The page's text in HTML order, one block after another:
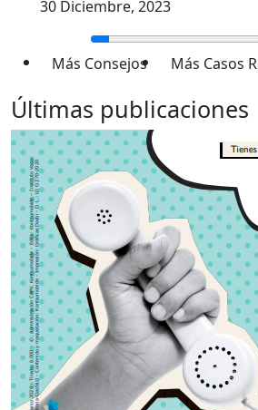
30 Diciembre, 2023
Más Consejos Más Casos
Últimas publicaciones